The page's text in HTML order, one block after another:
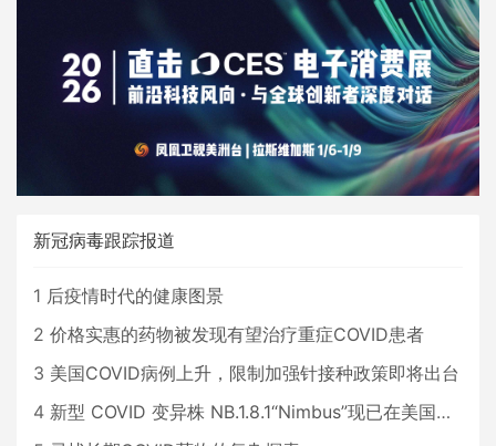
新冠病毒跟踪报道
1 后疫情时代的健康图景
2 价格实惠的药物被发现有望治疗重症COVID患者
3 美国COVID病例上升，限制加强针接种政策即将出台
4 新型 COVID 变异株 NB.1.8.1“Nimbus”现已在美国占据主导地位